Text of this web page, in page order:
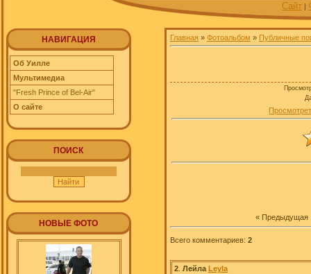
Сайт |
НАВИГАЦИЯ
Об Уилле
Мультимедиа
"Fresh Prince of Bel-Air"
О сайте
ПОИСК
НОВЫЕ ФОТО
Главная » Фотоальбом » Публичные
« Предыдущая
Всего комментариев: 2
2 Лейла Leyla